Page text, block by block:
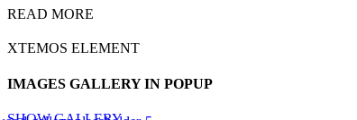
READ MORE
XTEMOS ELEMENT
IMAGES GALLERY IN POPUP